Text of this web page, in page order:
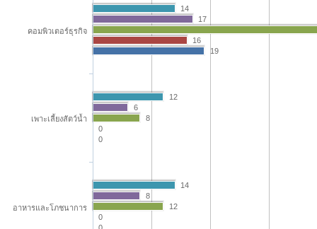
19
0
16
0
0
8
12
17
6
8
14
12
14
คอมพิวเตอร์ธุรกิจ
เพาะเลี้ยงสัตว์น้ำ
อาหารและโภชนาการ